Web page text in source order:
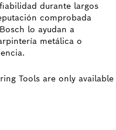
durante largos
comprobada
lo ayudan a
metálica o
Tools are only available